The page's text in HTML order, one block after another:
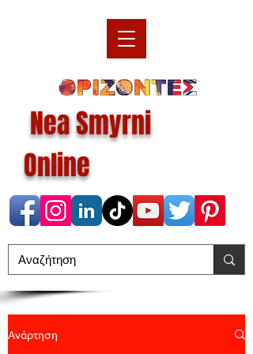
Nea Smyrni
Online
Ανάρτηση